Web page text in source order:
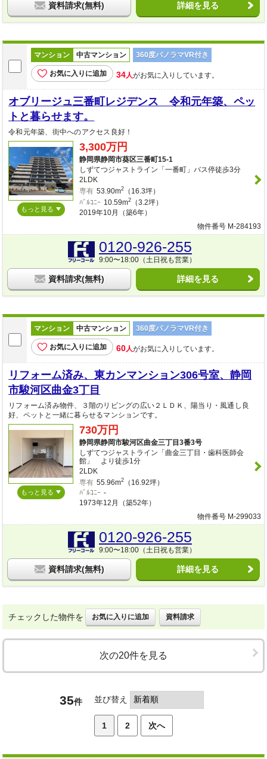
資料請求(無料) 詳細を見る
マンション 中古マンション 360度パノラマVR付き
お気に入りに追加 34人がお気に入りしています。
オブリージュ三番町レジデンス 令和元年築、ペッ
トと暮らせます。
令和元年築、街中へのアクセス良好！
もっと見る
3,300万円
静岡県静岡市葵区三番町15-1
しずてつジャストライン「一番町」バス停徒歩3分
2LDK
専有 53.90m2（16.3坪）
ﾊﾞﾙｺﾆｰ 10.59m2（3.2坪）
2019年10月（築6年）
物件番号 M-284193
0120-926-255
9:00〜18:00（土日祝も営業）
資料請求(無料) 詳細を見る
マンション 中古マンション 360度パノラマVR付き
お気に入りに追加 60人がお気に入りしています。
リフォーム済み、東カンマンション306号室、静岡
市駿河区曲金3丁目
リフォーム済み物件、３階のリビングの広い２ＬＤＫ、陽当り・風通し良
好、ペットと一緒に暮らせるマンションです。
もっと見る
730万円
静岡県静岡市駿河区曲金三丁目3番3号
しずてつジャストライン「曲金三丁目・歯科医師会
館」 より徒歩1分
2LDK
専有 55.96m2（16.92坪）
ﾊﾞﾙｺﾆｰ -
1973年12月（築52年）
物件番号 M-299033
0120-926-255
9:00〜18:00（土日祝も営業）
資料請求(無料) 詳細を見る
チェックした物件を お気に入りに追加 資料請求
次の20件を見る
35件 並び替え
1 2 次へ